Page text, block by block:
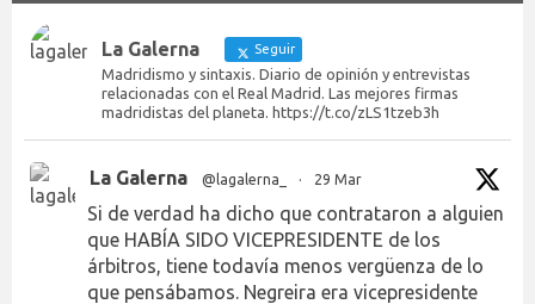
La Galerna Seguir
Madridismo y sintaxis. Diario de opinión y entrevistas
relacionadas con el Real Madrid. Las mejores firmas
madridistas del planeta. https://t.co/zLS1tzeb3h
La Galerna @lagalerna_ · 29 Mar
Si de verdad ha dicho que contrataron a alguien
que HABÍA SIDO VICEPRESIDENTE de los
árbitros, tiene todavía menos vergüenza de lo
que pensábamos. Negreira era vicepresidente